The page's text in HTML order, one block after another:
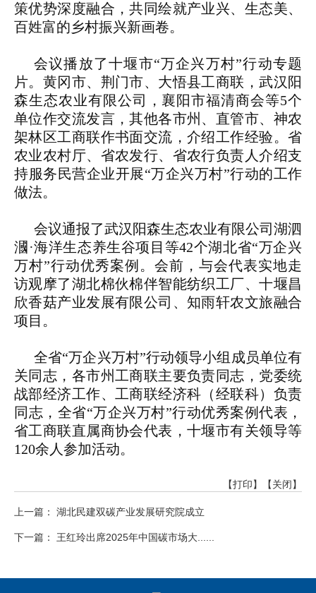
策优势深度融合，共同绘就产业兴、生态美、
百姓富的乡村振兴新画卷。
会议播放了十堰市“万企兴万村”行动专题
片。黄冈市、荆门市、大悟县工商联，武汉阳
森生态农业有限公司，襄阳市福清商会等5个
单位作交流发言，其他各市州、直管市、神农
架林区工商联作书面交流，介绍工作经验。省
农业农村厅、省农发行、省农行负责人介绍支
持服务民营企业开展“万企兴万村”行动的工作
做法。
会议通报了武汉阳森生态农业有限公司湖泗
漍·海洋生态养生谷项目等42个湖北省“万企兴
万村”行动优秀案例。会前，与会代表实地走
访观摩了湖北棉伙棉伴智能纺织工厂、十堰昌
欣香菇产业发展有限公司、知雨轩农文旅融合
项目。
全省“万企兴万村”行动领导小组成员单位有
关同志，各市州工商联主要负责同志，党委统
战部经济工作、工商联经济科（经联科）负责
同志，全省“万企兴万村”行动优秀案例代表，
省工商联直属商协会代表，十堰市有关领导等
120余人参加活动。
【打印】 【关闭】
上一篇： 湖北民建双碳产业发展研究院成立
下一篇： 王红玲出席2025年中国碳市场大......